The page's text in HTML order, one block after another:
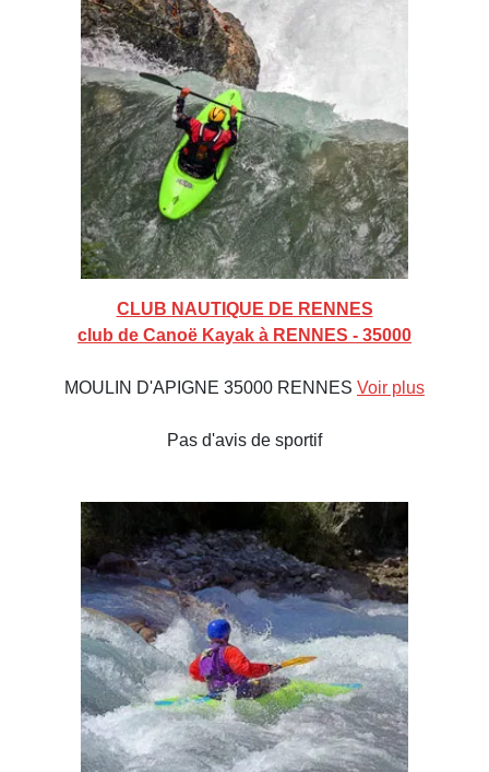
CLUB NAUTIQUE DE RENNES
club de Canoë Kayak à RENNES - 35000
MOULIN D'APIGNE 35000 RENNES Voir plus
Pas d'avis de sportif